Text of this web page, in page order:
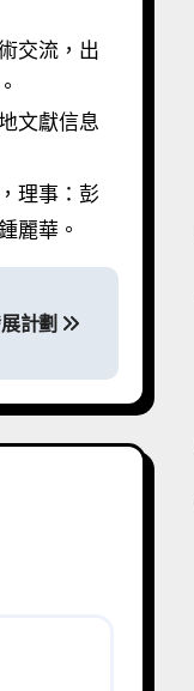
交流，出
文獻信息
理事：彭
麗華。
計劃